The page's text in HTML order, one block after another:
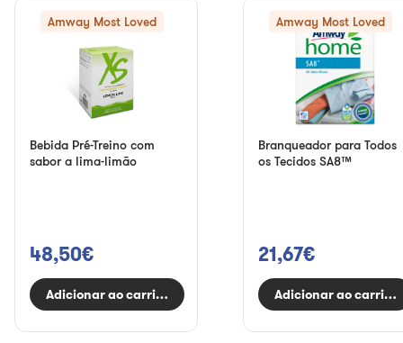
Amway Most Loved
Bebida Pré-Treino com
sabor a lima-limão
48,50€
Adicionar ao carrinho
Amway Most Loved
Branqueador para Todos
os Tecidos SA8™
21,67€
Adicionar ao